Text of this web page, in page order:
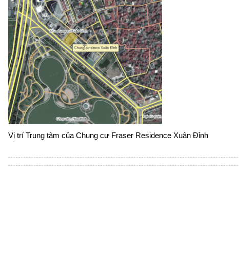
Vị trí Trung tâm của Chung cư Fraser Residence Xuân Đỉnh